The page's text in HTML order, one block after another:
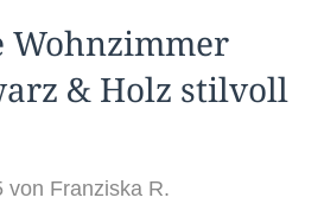
Wohnzimmer
& Holz stilvoll
von Franziska R.